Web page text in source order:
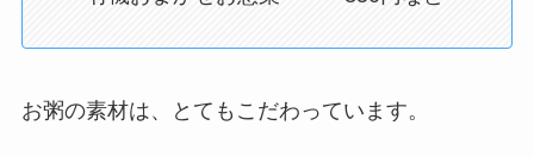
お粥の素材は、とてもこだわっています。